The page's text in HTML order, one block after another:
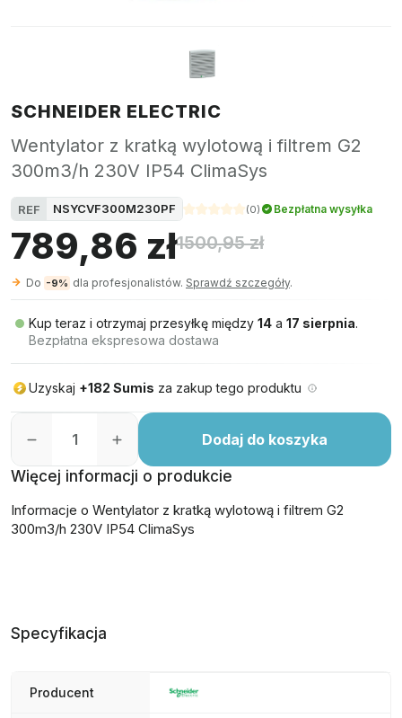
SCHNEIDER ELECTRIC
Wentylator z kratką wylotową i filtrem G2
300m3/h 230V IP54 ClimaSys
REF NSYCVF300M230PF (0) Bezpłatna wysyłka
789,86 zł1500,95 zł
Do -9% dla profesjonalistów. Sprawdź szczegóły.
Kup teraz i otrzymaj przesyłkę między 14 a 17 sierpnia.
Bezpłatna ekspresowa dostawa
Uzyskaj +182 Sumis za zakup tego produktu
Dodaj do koszyka
Więcej informacji o produkcie
Informacje o Wentylator z kratką wylotową i filtrem G2
300m3/h 230V IP54 ClimaSys
Specyfikacja
Producent